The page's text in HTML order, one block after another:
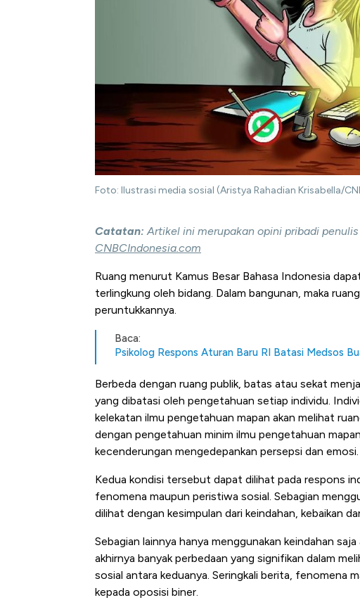
Foto: Ilustrasi media sosial (Aristya Rahadian Krisabella/
Catatan: Artikel ini merupakan opini pribadi
CNBCIndonesia.com
Ruang menurut Kamus Besar Bahasa Indonesia
terlingkung oleh bidang. Dalam bangunan, maka
peruntukkannya.
Baca:
Psikolog Respons Aturan Baru RI Batasi Medsos
Berbeda dengan ruang publik, batas atau sekat
yang dibatasi oleh pengetahuan setiap individu.
kelekatan ilmu pengetahuan mapan akan melihat
dengan pengetahuan minim ilmu pengetahuan
kecenderungan mengedepankan persepsi dan emosi.
Kedua kondisi tersebut dapat dilihat pada respons
fenomena maupun peristiwa sosial. Sebagian
dilihat dengan kesimpulan dari keindahan, kebaikan
Sebagian lainnya hanya menggunakan keindahan
akhirnya banyak perbedaan yang signifikan dalam
sosial antara keduanya. Seringkali berita, fenomena
kepada oposisi biner.